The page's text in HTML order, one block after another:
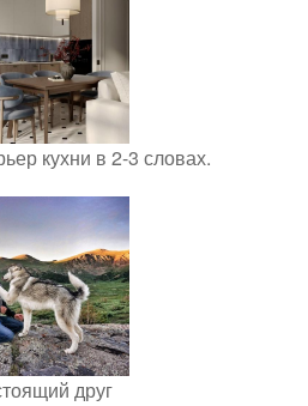
кухни в 2-3 словах.
друг